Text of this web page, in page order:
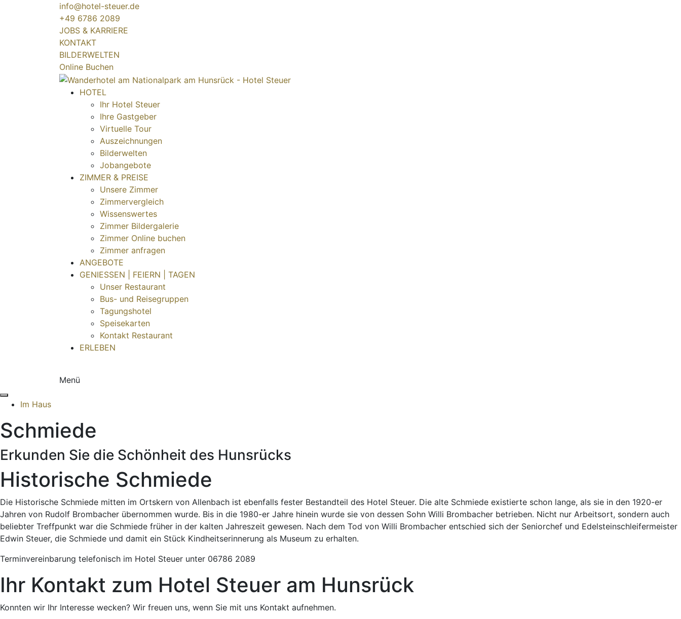
info@hotel-steuer.de
+49 6786 2089
JOBS & KARRIERE
KONTAKT
BILDERWELTEN
Online Buchen
HOTEL
Ihr Hotel Steuer
Ihre Gastgeber
Virtuelle Tour
Auszeichnungen
Bilderwelten
Jobangebote
ZIMMER & PREISE
Unsere Zimmer
Zimmervergleich
Wissenswertes
Zimmer Bildergalerie
Zimmer Online buchen
Zimmer anfragen
ANGEBOTE
GENIESSEN | FEIERN | TAGEN
Unser Restaurant
Bus- und Reisegruppen
Tagungshotel
Speisekarten
Kontakt Restaurant
ERLEBEN
Menü
Im Haus
Schmiede
Erkunden Sie die Schönheit des Hunsrücks
Historische Schmiede
Die Historische Schmiede mitten im Ortskern von Allenbach ist ebenfalls fester Bestandteil des Hotel Steuer. Die alte Schmiede existierte schon lange, als sie in den 1920-er
Jahren von Rudolf Brombacher übernommen wurde. Bis in die 1980-er Jahre hinein wurde sie von dessen Sohn Willi Brombacher betrieben. Nicht nur Arbeitsort, sondern auch
beliebter Treffpunkt war die Schmiede früher in der kalten Jahreszeit gewesen. Nach dem Tod von Willi Brombacher entschied sich der Seniorchef und Edelsteinschleifermeister
Edwin Steuer, die Schmiede und damit ein Stück Kindheitserinnerung als Museum zu erhalten.
Terminvereinbarung telefonisch im Hotel Steuer unter 06786 2089
Ihr Kontakt zum Hotel Steuer am Hunsrück
Konnten wir Ihr Interesse wecken? Wir freuen uns, wenn Sie mit uns Kontakt aufnehmen.